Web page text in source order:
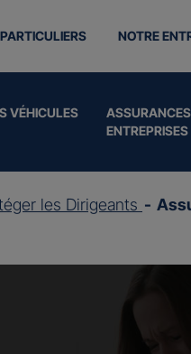
VÉHICULES
ASSURANCES
ENTREPRISES
PARTICULIERS NOTRE
les Dirigeants